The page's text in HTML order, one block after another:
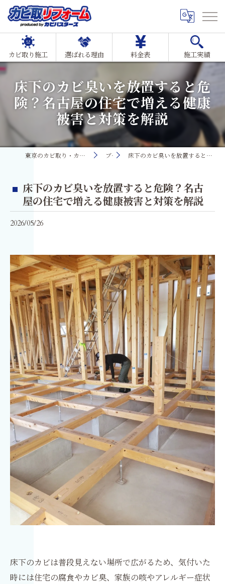
カビ取り施工 選ばれる理由 料金表 施工実績
床下のカビ臭いを放置すると危
険？名古屋の住宅で増える健康
被害と対策を解説
東京のカビ取り・カビ対策ならMIST工法®カビ取リフォーム ブログ 床下のカビ臭いを放置すると危険？名古屋の住宅で増える健康被害と対策を解説
床下のカビ臭いを放置すると危険？名古
屋の住宅で増える健康被害と対策を解説
2026/05/26
床下のカビは普段見えない場所で広がるため、気付いた
時には住宅の腐食やカビ臭、家族の咳やアレルギー症状